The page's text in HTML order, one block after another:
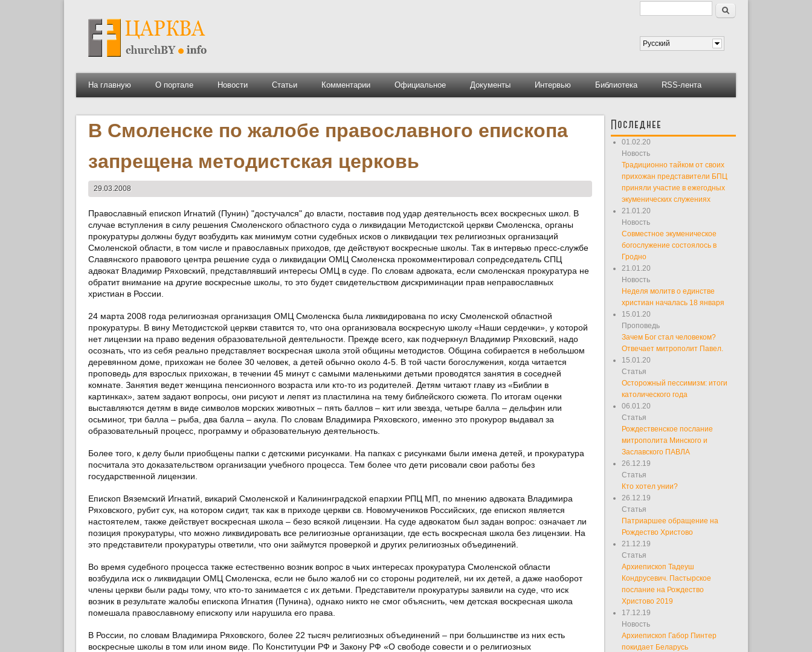
Форма поиска
Поиск
Русский
На главную О портале Новости Статьи Комментарии Официальное Документы Интервью Библиотека RSS-лента
В Смоленске по жалобе православного епископа
запрещена методистская церковь
29.03.2008
Православный епископ Игнатий (Пунин) "достучался" до власти, поставив под удар деятельность всех воскресных школ. В
случае вступления в силу решения Смоленского областного суда о ликвидации Методистской церкви Смоленска, органы
прокуратуры должны будут возбудить как минимум сотни судебных исков о ликвидации тех религиозных организаций
Смоленской области, в том числе и православных приходов, где действуют воскресные школы. Так в интервью пресс-службе
Славянского правового центра решение суда о ликвидации ОМЦ Смоленска прокомментировал сопредседатель СПЦ
адвокат Владимир Ряховский, представлявший интересы ОМЦ в суде. По словам адвоката, если смоленская прокуратура не
обратит внимание на другие воскресные школы, то это будет свидетельством дискриминации прав неправославных
христиан в России.
24 марта 2008 года религиозная организация ОМЦ Смоленска была ликвидирована по иску Смоленской областной
прокуратуры. В вину Методистской церкви ставится то, что она организовала воскресную школу «Наши сердечки», у которой
нет лицензии на право ведения образовательной деятельности. Прежде всего, как подчеркнул Владимир Ряховский, надо
осознать, что из себя реально представляет воскресная школа этой общины методистов. Община собирается в небольшом
деревянном доме, прихожан не более 30 человек, а детей обычно около 4-5. В той части богослужения, когда читается
проповедь для взрослых прихожан, в течении 45 минут с самыми маленькими детьми проводятся занятия в соседней
комнате. Занятия ведет женщина пенсионного возраста или кто-то из родителей. Детям читают главу из «Библии в
картинках», затем задают вопросы, они рисуют и лепят из пластилина на тему библейского сюжета. По итогам оценки
выставляются детям в виде символов морских животных – пять баллов – кит или звезда, четыре балла – дельфин или
осьминог, три балла – рыба, два балла – акула. По словам Владимира Ряховского, именно это прокурор выдавал за
образовательный процесс, программу и образовательную деятельность.
Более того, к делу были приобщены папки с детскими рисунками. На папках с рисунками были имена детей, и прокуратура
посчитала это доказательством организации учебного процесса. Тем более что дети рисовали свои работы без
государственной лицензии.
Епископ Вяземский Игнатий, викарий Смоленской и Калининградской епархии РПЦ МП, по мнению адвоката Владимира
Ряховского, рубит сук, на котором сидит, так как в приходе церкви св. Новомучеников Российских, где епископ является
настоятелем, также действует воскресная школа – безо всякой лицензии. На суде адвокатом был задан вопрос: означает ли
позиция прокуратуры, что можно ликвидировать все религиозные организации, где есть воскресная школа без лицензии. На
это представители прокуратуры ответили, что они займутся проверкой и других религиозных объединений.
Во время судебного процесса также естественно возник вопрос в чьих интересах прокуратура Смоленской области
возбудила иск о ликвидации ОМЦ Смоленска, если не было жалоб ни со стороны родителей, ни их детей, а даже наоборот
члены церкви были рады тому, что кто-то занимается с их детьми. Представители прокуратуры заявили на суде, что иск
возник в результате жалобы епископа Игнатия (Пунина), однако никто не смог объяснить, чем детская воскресная школа
помешала православному епископу или нарушила его права.
В России, по словам Владимира Ряховского, более 22 тысяч религиозных объединений – при большинстве из них есть
воскресные школы в том или ином виде. По Конституции РФ и Закону РФ «О свободе совести и о религиозных
Последнее
01.02.20
Новость
Традиционно тайком от своих
прихожан представители БПЦ
приняли участие в ежегодных
экуменических служениях
21.01.20
Новость
Совместное экуменическое
богослужение состоялось в
Гродно
21.01.20
Новость
Неделя молитв о единстве
христиан началась 18 января
15.01.20
Проповедь
Зачем Бог стал человеком?
Отвечает митрополит Павел.
15.01.20
Статья
Осторожный пессимизм: итоги
католического года
06.01.20
Статья
Рождественское послание
митрополита Минского и
Заславского ПАВЛА
26.12.19
Статья
Кто хотел унии?
26.12.19
Статья
Патриаршее обращение на
Рождество Христово
21.12.19
Статья
Архиепископ Тадеуш
Кондрусевич. Пастырское
послание на Рождество
Христово 2019
17.12.19
Новость
Архиепископ Габор Пинтер
покидает Беларусь